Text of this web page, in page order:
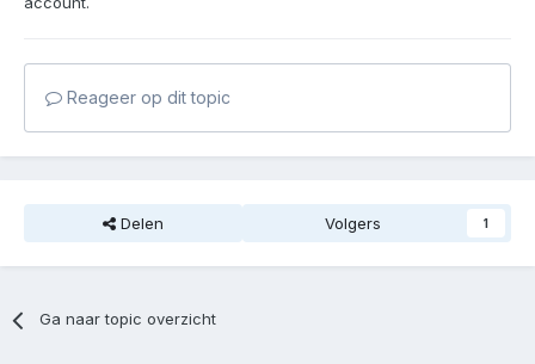
Reageer op dit topic
Delen Volgers 1
Ga naar topic overzicht